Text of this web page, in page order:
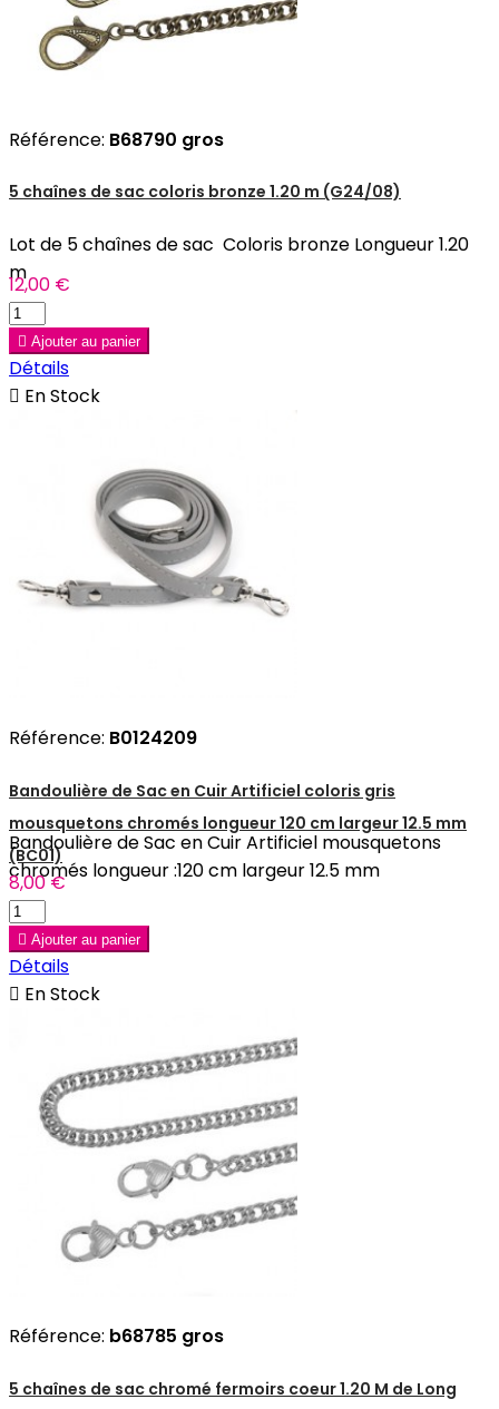
Référence: B68790 gros
5 chaînes de sac coloris bronze 1.20 m (G24/08)
Lot de 5 chaînes de sac Coloris bronze Longueur 1.20
m
12,00 €
 Ajouter au panier
Détails
 En Stock
Référence: B0124209
Bandoulière de Sac en Cuir Artificiel coloris gris
mousquetons chromés longueur 120 cm largeur 12.5 mm
(BC01)
Bandoulière de Sac en Cuir Artificiel mousquetons
chromés longueur :120 cm largeur 12.5 mm
8,00 €
 Ajouter au panier
Détails
 En Stock
Référence: b68785 gros
5 chaînes de sac chromé fermoirs coeur 1.20 M de Long